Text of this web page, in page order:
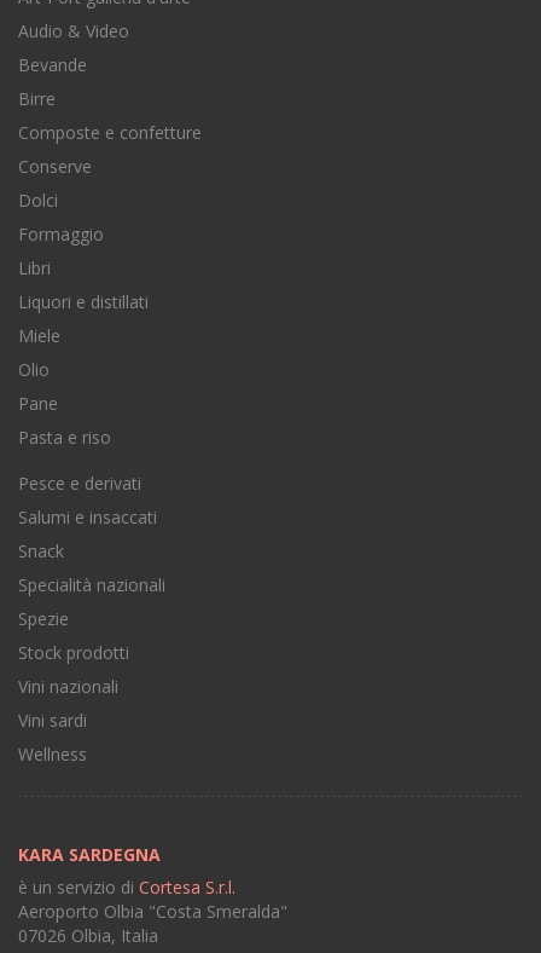
Audio & Video
Bevande
Birre
Composte e confetture
Conserve
Dolci
Formaggio
Libri
Liquori e distillati
Miele
Olio
Pane
Pasta e riso
Pesce e derivati
Salumi e insaccati
Snack
Specialità nazionali
Spezie
Stock prodotti
Vini nazionali
Vini sardi
Wellness
KARA SARDEGNA
è un servizio di Cortesa S.r.l.
Aeroporto Olbia "Costa Smeralda"
07026 Olbia, Italia